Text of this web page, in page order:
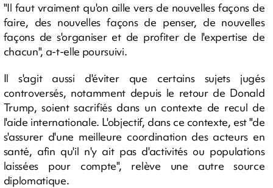
"Il faut vraiment qu'on aille vers de nouvelles façons de
faire, des nouvelles façons de penser, de nouvelles
façons de s'organiser et de profiter de l'expertise de
chacun", a-t-elle poursuivi.
Il s'agit aussi d'éviter que certains sujets jugés
controversés, notamment depuis le retour de Donald
Trump, soient sacrifiés dans un contexte de recul de
l'aide internationale. L'objectif, dans ce contexte, est "de
s'assurer d'une meilleure coordination des acteurs en
santé, afin qu'il n'y ait pas d'activités ou populations
laissées pour compte", relève une autre source
diplomatique.